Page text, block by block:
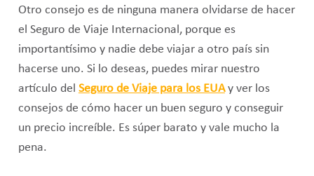
Otro consejo es de ninguna manera olvidarse de hacer
el Seguro de Viaje Internacional, porque es
importantísimo y nadie debe viajar a otro país sin
hacerse uno. Si lo deseas, puedes mirar nuestro
artículo del Seguro de Viaje para los EUAy ver los
consejos de cómo hacer un buen seguro y conseguir
un precio increíble. Es súper barato y vale mucho la
pena.